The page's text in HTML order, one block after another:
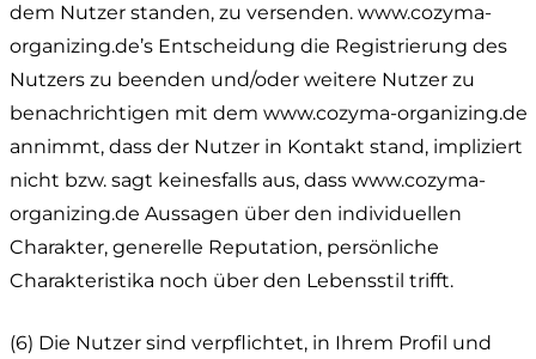
dem Nutzer standen, zu versenden. www.cozyma-
organizing.de’s Entscheidung die Registrierung des
Nutzers zu beenden und/oder weitere Nutzer zu
benachrichtigen mit dem www.cozyma-organizing.de
annimmt, dass der Nutzer in Kontakt stand, impliziert
nicht bzw. sagt keinesfalls aus, dass www.cozyma-
organizing.de Aussagen über den individuellen
Charakter, generelle Reputation, persönliche
Charakteristika noch über den Lebensstil trifft.
(6) Die Nutzer sind verpflichtet, in Ihrem Profil und